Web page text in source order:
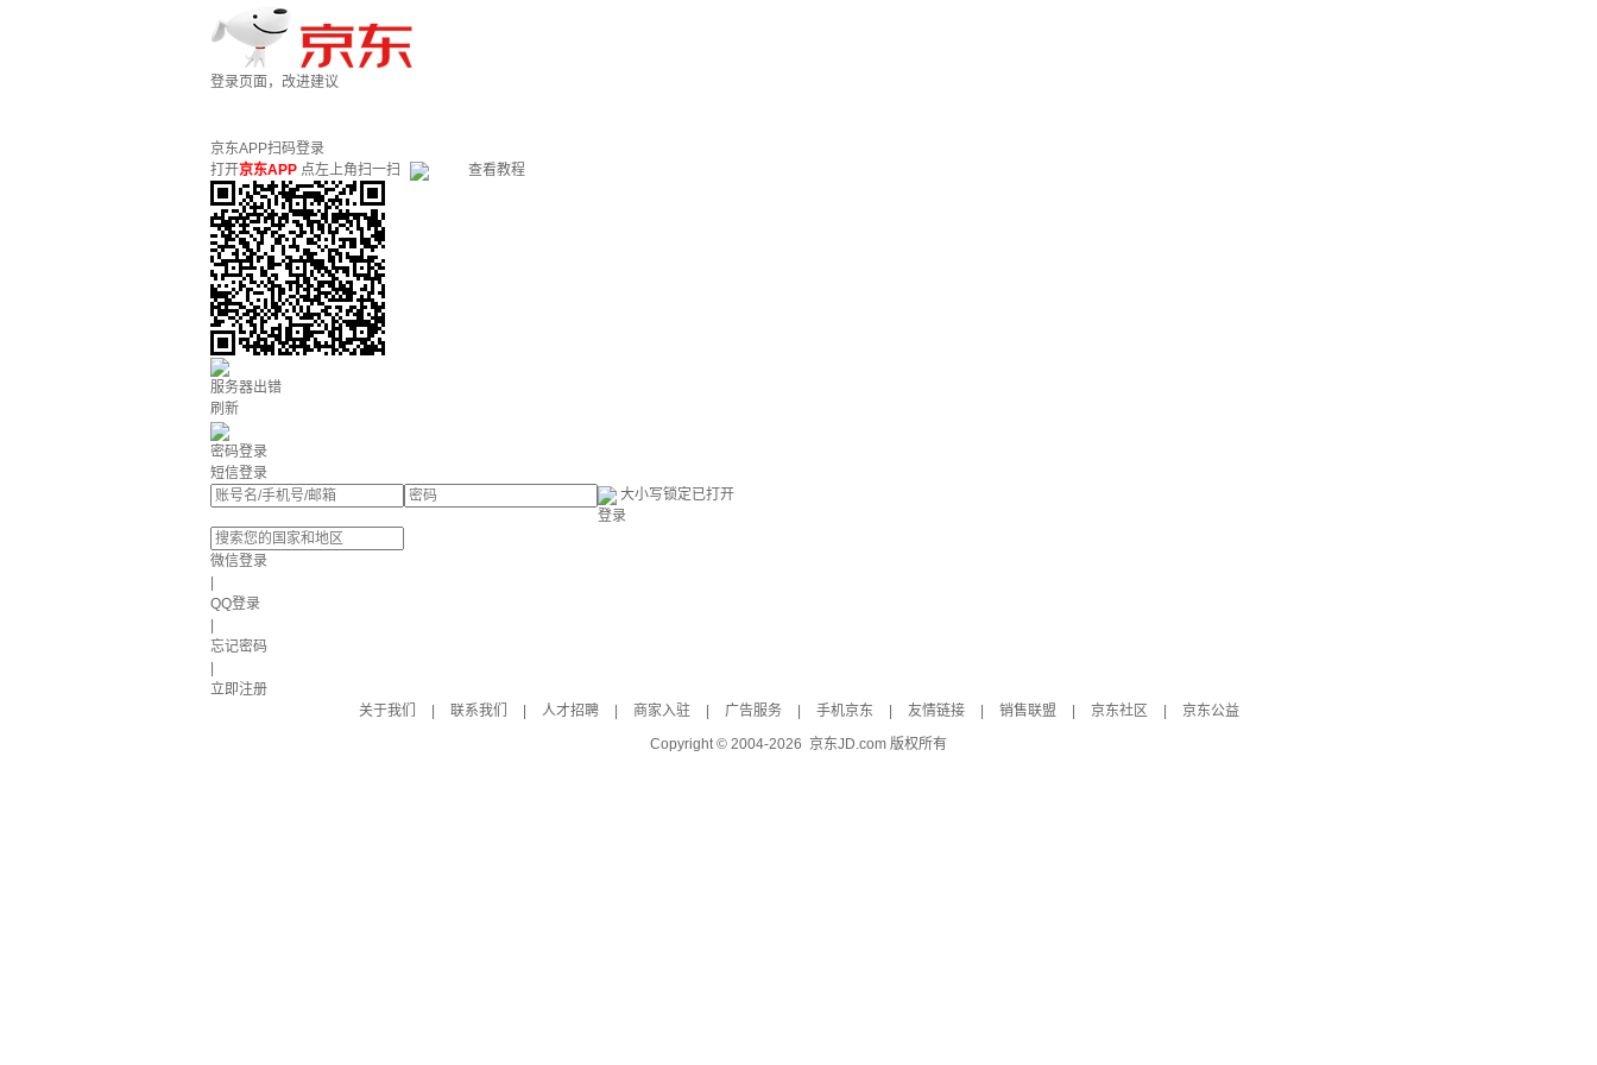
登录页面，改进建议
京东APP扫码登录
打开京东APP 点左上角扫一扫 查看教程
服务器出错
刷新
密码登录
短信登录
大小写锁定已打开
登录
微信登录
QQ登录
忘记密码
立即注册
关于我们
联系我们 人才招聘 商家入驻 广告服务 手机京东 友情链接 销售联盟 京东社区
京东公益
Copyright © 2004-2026 京东JD.com 版权所有